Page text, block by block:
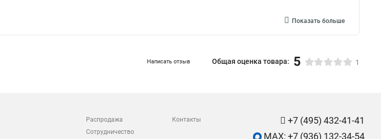
Показать больше
Написать отзыв Общая оценка товара: 5 1
Распродажа
Сотрудничество
Контакты
+7 (495) 432-41-41
MAX: +7 (936) 132-34-54